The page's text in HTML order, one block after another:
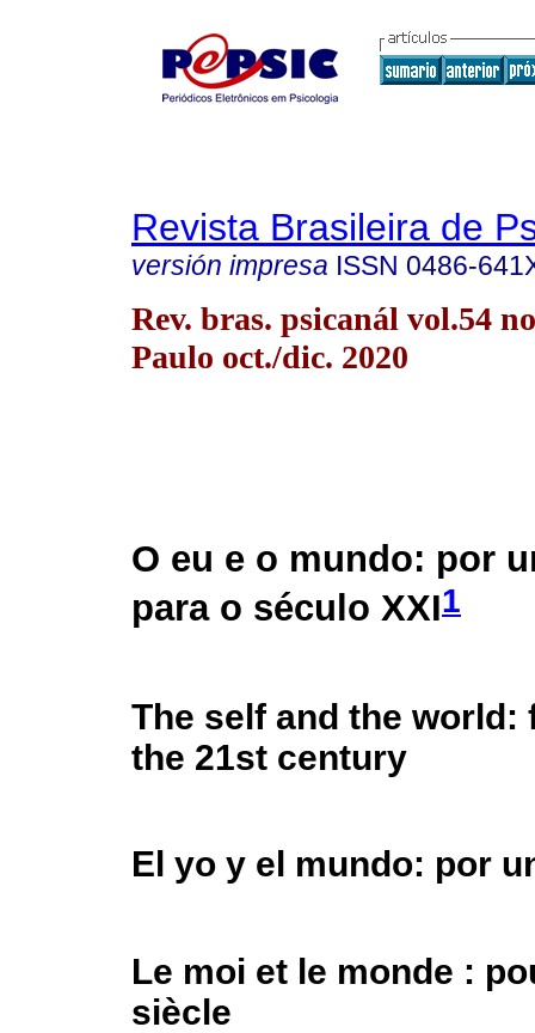
Revista Brasileira de
versión impresa ISSN 0486-
Rev. bras. psicanál vol.54
Paulo oct./dic. 2020
O eu e o mundo: por
para o século XXI1
The self and the world:
the 21st century
El yo y el mundo: por
Le moi et le monde :
siècle